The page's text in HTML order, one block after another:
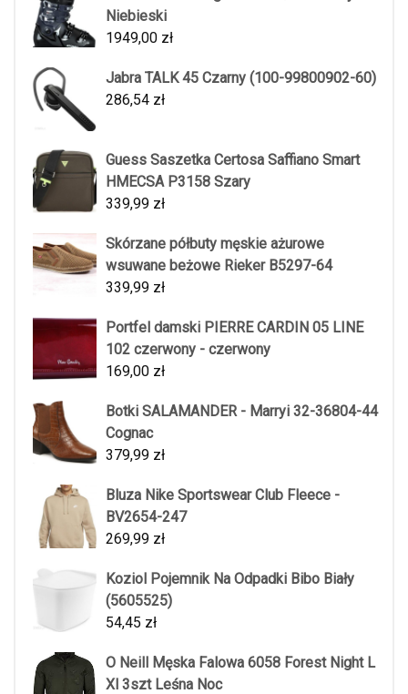
Niebieski
1949,00 zł
Jabra TALK 45 Czarny (100-99800902-60)
286,54 zł
Guess Saszetka Certosa Saffiano Smart
HMECSA P3158 Szary
339,99 zł
Skórzane półbuty męskie ażurowe
wsuwane beżowe Rieker B5297-64
339,99 zł
Portfel damski PIERRE CARDIN 05 LINE
102 czerwony - czerwony
169,00 zł
Botki SALAMANDER - Marryi 32-36804-44
Cognac
379,99 zł
Bluza Nike Sportswear Club Fleece -
BV2654-247
269,99 zł
Koziol Pojemnik Na Odpadki Bibo Biały
(5605525)
54,45 zł
O Neill Męska Falowa 6058 Forest Night L
Xl 3szt Leśna Noc